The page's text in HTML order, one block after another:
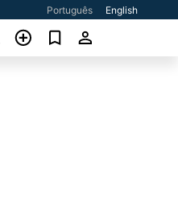
Português English